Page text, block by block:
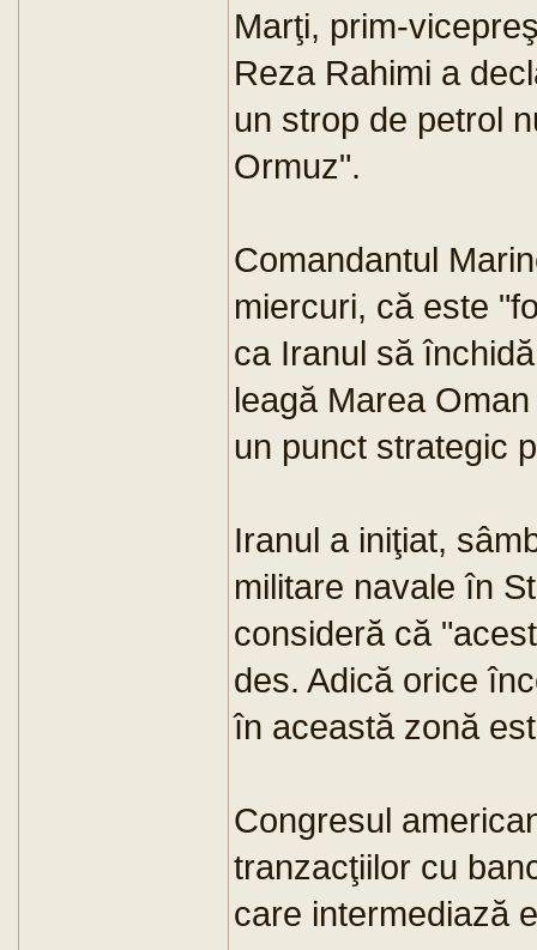
Marţi, prim-
Reza Rahimi a
un strop de petrol
Ormuz".
Comandantul
miercuri, că este
ca Iranul să
leagă Marea
un punct strategic
Iranul a iniţiat,
militare navale în
consideră că
des. Adică orice
în această zonă
Congresul
tranzacţiilor cu
care intermediază